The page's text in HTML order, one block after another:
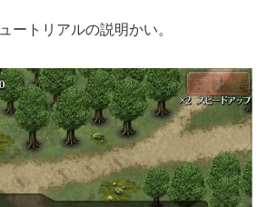
ートリアルの説明かい。